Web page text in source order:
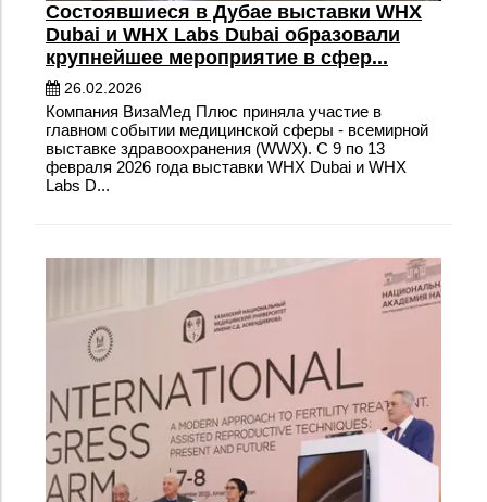
Состоявшиеся в Дубае выставки WHX
Dubai и WHX Labs Dubai образовали
крупнейшее мероприятие в сфер...
26.02.2026
Компания ВизаМед Плюс приняла участие в
главном событии медицинской сферы - всемирной
выставке здравоохранения (WWX). С 9 по 13
февраля 2026 года выставки WHX Dubai и WHX
Labs D...